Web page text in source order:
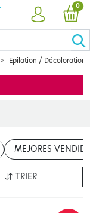
CUENTA
0
Epilation / Décoloration
MEJORES
TRIER